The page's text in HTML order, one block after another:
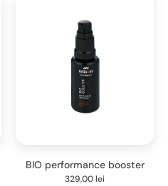
BIO performance booster
329,00lei